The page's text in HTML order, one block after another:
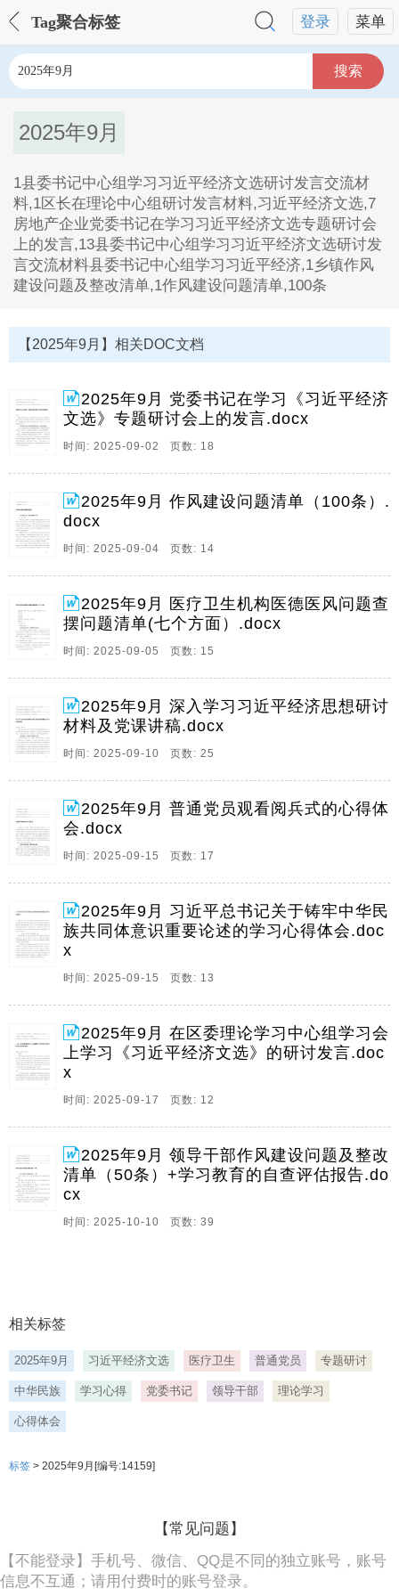
菜单
登录
Tag聚合标签
搜索
2025年9月
1县委书记中心组学习习近平经济文选研讨发言交流材
料,1区长在理论中心组研讨发言材料,习近平经济文选,7
房地产企业党委书记在学习习近平经济文选专题研讨会
上的发言,13县委书记中心组学习习近平经济文选研讨发
言交流材料县委书记中心组学习习近平经济,1乡镇作风
建设问题及整改清单,1作风建设问题清单,100条
1、1县委书记中心组学习习近平经济文选研讨发言交流
材料,1区长在理论中心组研讨发言材料,习近平经济文
选,7房地产企业党委书记在学习习近平经济文选专题研
讨会上的发言,13县委书记中心组学习习近平经济文选研
讨发言交流材料县委书记中心组学习习近平经济。
2、1乡镇作风建设问题及整改清单,1作风建设问题清
问题及整改清单一,担当作为不够,攻坚克难意识不强,一,
存在问题1畏难发愁,怕担责任,面对复杂矛盾和棘手问题
时,存在多一事不如少一事的消极心态。
3、1医疗卫生机构医德医风问题查摆问题清单,七个方
问题具体表现整改措施整改责任,含牵头领导,责任科室,
进展成效是否立行立改,已销号待。
4、1深入学习习近平经济思想研讨材料,深悟经济思想精
髓,笃行公司高质发展,1景区运营副总参加习近平经济思
想培训班心得体会,4从习近平经济思想中汲取智慧力量
在推动高质量发展上奋力书写新篇,9党课,深入学习贯彻
习近平经济思想加快推动企业高质量发展。
动公司党委书记观看阅兵式心得体会,14普通党员观看阅
兵式的心得体会普通党员观看阅兵式的心得体会2025年
9月3日,这是一个镌刻在中华民族。
6、12025年年习近平总书记关于铸牢中华民族共同体意
识重要论述的学习习近平总书记关于铸牢中华民族共同
体意识重要论述的学习心得心得体会体会党的十八大以
来,以习近平同志为核心的党中央立足,两个大局,创造性
学习心得体会,5在区委理论学习中心组学习会上学习习
近平经济文选的研讨发言,8,在在,公司党委理论学习中心
组专题学习习近平经济文选公司党委理论。
8、1领导干部作风建设问题及整改清单,50条,1教育系统
深入学习教育的自查评估报告,10县委统战部关于学习教
育的自查评估报告,19民政局深入开展学习教育的自查评
估报告,30领导干部作风建设问题及整改清单,领导干部
作风建设问题及整改清单,50条。
【2025年9月】相关DOC文档
2025年9月 党委书记在学习《习近平经济
文选》专题研讨会上的发言.docx
时间: 2025-09-02 页数: 18
2025年9月 作风建设问题清单（100条）.
docx
时间: 2025-09-04 页数: 14
2025年9月 医疗卫生机构医德医风问题查
摆问题清单(七个方面）.docx
时间: 2025-09-05 页数: 15
2025年9月 深入学习习近平经济思想研讨
材料及党课讲稿.docx
时间: 2025-09-10 页数: 25
2025年9月 普通党员观看阅兵式的心得体
会.docx
时间: 2025-09-15 页数: 17
2025年9月 习近平总书记关于铸牢中华民
族共同体意识重要论述的学习心得体会.doc
x
时间: 2025-09-15 页数: 13
2025年9月 在区委理论学习中心组学习会
上学习《习近平经济文选》的研讨发言.doc
x
时间: 2025-09-17 页数: 12
2025年9月 领导干部作风建设问题及整改
清单（50条）+学习教育的自查评估报告.do
cx
时间: 2025-10-10 页数: 39
相关标签
2025年9月 习近平经济文选 医疗卫生 普通党员 专题研讨
中华民族 学习心得 党委书记 领导干部 理论学习
心得体会
标签 > 2025年9月[编号:14159]
【常见问题】
【不能登录】手机号、微信、QQ是不同的独立账号，账号
信息不互通；请用付费时的账号登录。